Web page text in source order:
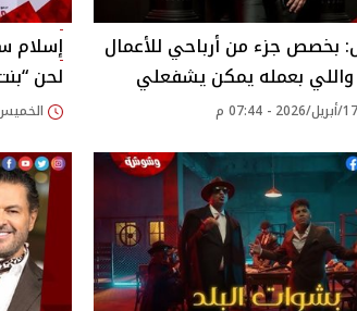
بخصص جزء من أرباحي للأعمال
واللي بعمله يمكن يشفعلي
إسلام
لحن
الخميس 16/أبريل/2026 -